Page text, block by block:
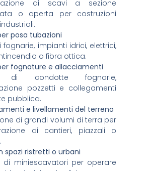
di scavi a sezione
o aperta per costruzioni
posa tubazioni
fognarie, impianti idrici, elettrici,
o fibra ottica.
fognature e allacciamenti
di condotte fognarie,
pozzetti e collegamenti
pubblica.
e livellamenti del terreno
di grandi volumi di terra per
di cantieri, piazzali o
spazi ristretti o urbani
di miniescavatori per operare